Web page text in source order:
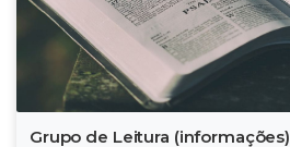
Grupo de Leitura (informações)